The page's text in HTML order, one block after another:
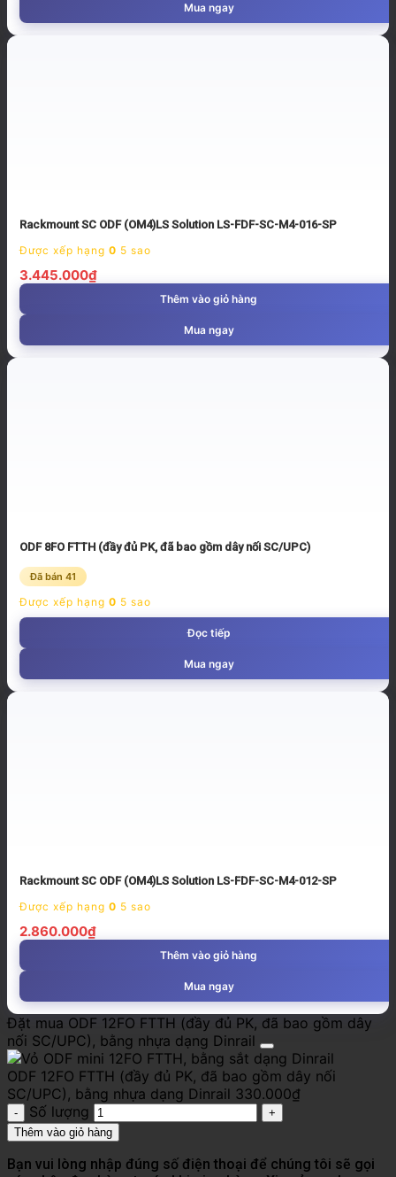
Mua ngay
Rackmount SC ODF (OM4)LS Solution LS-FDF-SC-M4-016-SP
Được xếp hạng 0 5 sao
3.445.000₫
Thêm vào giỏ hàng
Mua ngay
ODF 8FO FTTH (đầy đủ PK, đã bao gồm dây nối SC/UPC)
Đã bán 41
Được xếp hạng 0 5 sao
Đọc tiếp
Mua ngay
Rackmount SC ODF (OM4)LS Solution LS-FDF-SC-M4-012-SP
Được xếp hạng 0 5 sao
2.860.000₫
Thêm vào giỏ hàng
Mua ngay
Đặt mua ODF 12FO FTTH (đầy đủ PK, đã bao gồm dây
nối SC/UPC), bằng nhựa dạng Dinrail
ODF 12FO FTTH (đầy đủ PK, đã bao gồm dây nối
SC/UPC), bằng nhựa dạng Dinrail 330.000₫
Số lượng
Thêm vào giỏ hàng
Bạn vui lòng nhập đúng số điện thoại để chúng tôi sẽ gọi